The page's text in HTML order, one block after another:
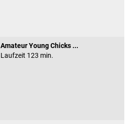
Amateur Young Chicks ...
Laufzeit 123 min.